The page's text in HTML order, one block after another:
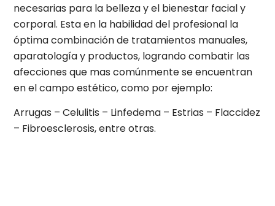
necesarias para la belleza y el bienestar facial y
corporal. Esta en la habilidad del profesional la
óptima combinación de tratamientos manuales,
aparatología y productos, logrando combatir las
afecciones que mas comúnmente se encuentran
en el campo estético, como por ejemplo:
Arrugas – Celulitis – Linfedema – Estrias – Flaccidez
– Fibroesclerosis, entre otras.